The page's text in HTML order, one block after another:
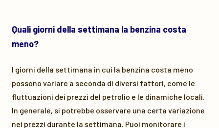
Quali giorni della settimana la benzina costa
meno?
I giorni della settimana in cui la benzina costa meno
possono variare a seconda di diversi fattori, come le
fluttuazioni dei prezzi del petrolio e le dinamiche locali.
In generale, si potrebbe osservare una certa variazione
nei prezzi durante la settimana. Puoi monitorare i